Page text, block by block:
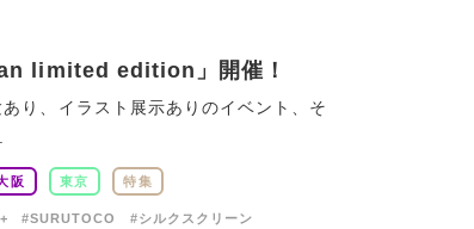
limited edition」開催！
り、イラスト展示ありのイベント、そ
阪 東京 特集
#SURUTOCO #シルクスクリーン